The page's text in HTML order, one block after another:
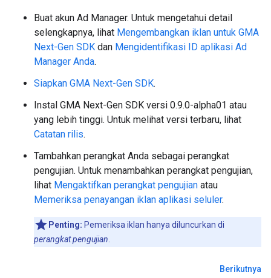
Buat akun Ad Manager. Untuk mengetahui detail
selengkapnya, lihat Mengembangkan iklan untuk GMA
Next-Gen SDK dan Mengidentifikasi ID aplikasi Ad
Manager Anda.
Siapkan GMA Next-Gen SDK.
Instal GMA Next-Gen SDK versi 0.9.0-alpha01 atau
yang lebih tinggi. Untuk melihat versi terbaru, lihat
Catatan rilis.
Tambahkan perangkat Anda sebagai perangkat
pengujian. Untuk menambahkan perangkat pengujian,
lihat Mengaktifkan perangkat pengujian atau
Memeriksa penayangan iklan aplikasi seluler.
Penting: Pemeriksa iklan hanya diluncurkan di
perangkat pengujian
Berikutnya